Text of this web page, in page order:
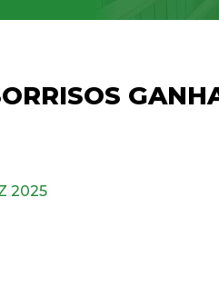
2025